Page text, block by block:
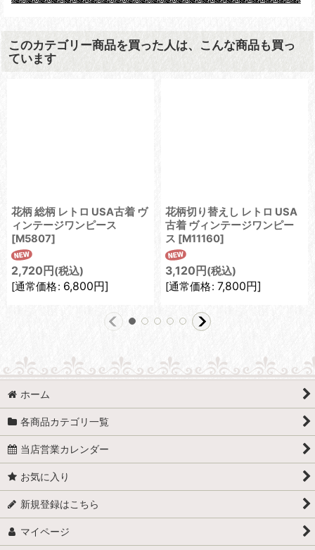
このカテゴリー商品を買った人は、こんな商品も買っ
ています
花柄 総柄 レトロ USA古着 ヴ
ィンテージワンピース
[M5807]
2,720 円 (税込)
[通常価格: 6,800円]
花柄切り替えし レトロ USA
古着 ヴィンテージワンピー
ス [M11160]
3,120 円 (税込)
[通常価格: 7,800円]
ホーム
各商品カテゴリ一覧
当店営業カレンダー
お気に入り
新規登録はこちら
マイページ